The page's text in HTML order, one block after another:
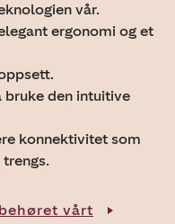
vår.
ergonomi og et
den intuitive
konnektivitet som
vårt